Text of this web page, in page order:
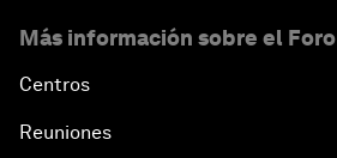
Más información sobre el Foro
Centros
Reuniones